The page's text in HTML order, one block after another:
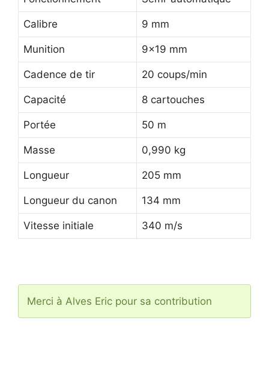
Calibre 9 mm
Munition 9×19 mm
Cadence de tir 20 coups/min
Capacité 8 cartouches
Portée 50 m
Masse 0,990 kg
Longueur 205 mm
Longueur du canon 134 mm
Vitesse initiale 340 m/s
Merci à Alves Eric pour sa contribution